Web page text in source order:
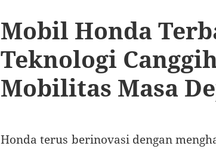
Mobil Honda
Teknologi
Mobilitas Masa
Honda terus berinovasi dengan